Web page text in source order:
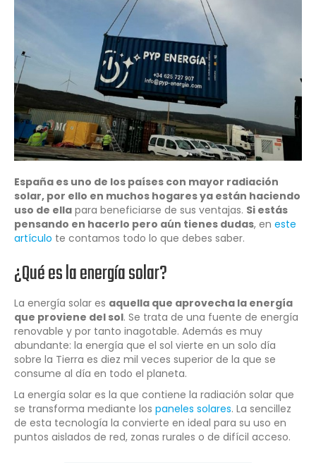
España es uno de los países con mayor radiación
solar, por ello en muchos hogares ya están haciendo
uso de ella para beneficiarse de sus ventajas. Si estás
pensando en hacerlo pero aún tienes dudas, en este
artículo te contamos todo lo que debes saber.
¿Qué es la energía solar?
La energía solar es aquella que aprovecha la energía
que proviene del sol. Se trata de una fuente de energía
renovable y por tanto inagotable. Además es muy
abundante: la energía que el sol vierte en un solo día
sobre la Tierra es diez mil veces superior de la que se
consume al día en todo el planeta.
La energía solar es la que contiene la radiación solar que
se transforma mediante los paneles solares. La sencillez
de esta tecnología la convierte en ideal para su uso en
puntos aislados de red, zonas rurales o de difícil acceso.